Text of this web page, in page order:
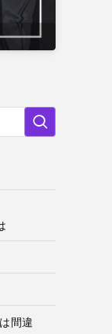
間違